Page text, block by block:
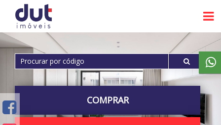
COMPRAR